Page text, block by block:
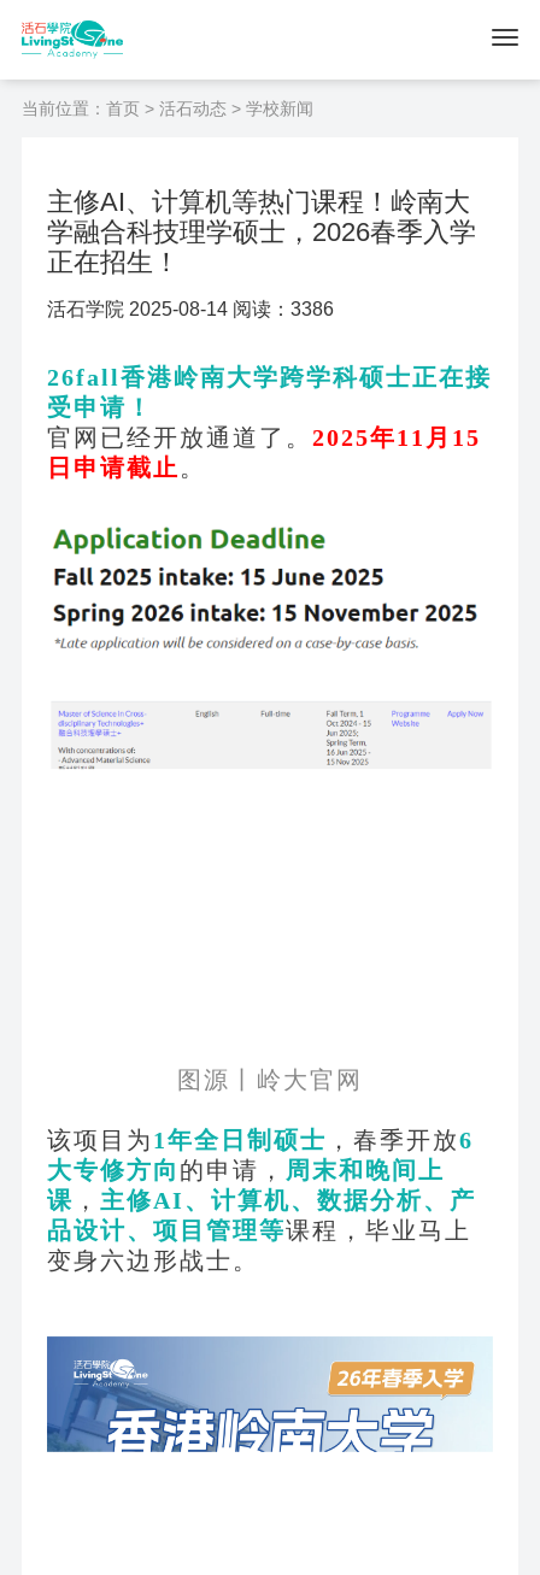
当前位置： 首页> 活石动态> 学校新闻
主修AI、计算机等热门课程！岭南大
学融合科技理学硕士，2026春季入学
正在招生！
活石学院 2025-08-14 阅读：3386
26fall香港岭南大学跨学科硕士正在接
受申请！
官网已经开放通道了。 2025年11月15
日申请截止 。
图源丨岭大官网
该项目为1年全日制硕士 ，春季开放6
大专修方向 的申请， 周末和晚间上
课 ， 主修AI、计算机、数据分析、产
品设计、项目管理等课程，毕业马上
变身六边形战士。